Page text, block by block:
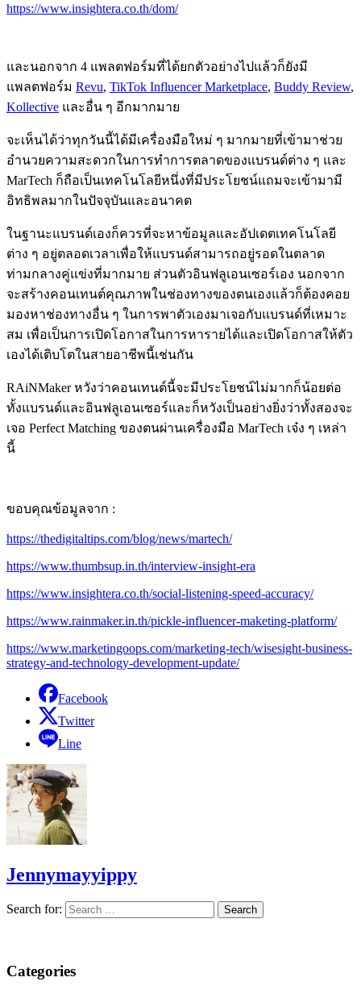
https://www.insightera.co.th/dom/
และนอกจาก 4 แพลตฟอร์มที่ได้ยกตัวอย่างไปแล้วก็ยังมี
แพลตฟอร์ม Revu, TikTok Influencer Marketplace, Buddy Review,
Kollective และอื่น ๆ อีกมากมาย
จะเห็นได้ว่าทุกวันนี้ได้มีเครื่องมือใหม่ ๆ มากมายที่เข้ามาช่วย
อำนวยความสะดวกในการทำการตลาดของแบรนด์ต่าง ๆ และ
MarTech ก็ถือเป็นเทคโนโลยีหนึ่งที่มีประโยชน์แถมจะเข้ามามี
อิทธิพลมากในปัจจุบันและอนาคต
ในฐานะแบรนด์เองก็ควรที่จะหาข้อมูลและอัปเดตเทคโนโลยี
ต่าง ๆ อยู่ตลอดเวลาเพื่อให้แบรนด์สามารถอยู่รอดในตลาด
ท่ามกลางคู่แข่งที่มากมาย ส่วนตัวอินฟลูเอนเซอร์เอง นอกจาก
จะสร้างคอนเทนต์คุณภาพในช่องทางของตนเองแล้วก็ต้องคอย
มองหาช่องทางอื่น ๆ ในการพาตัวเองมาเจอกับแบรนด์ที่เหมาะ
สม เพื่อเป็นการเปิดโอกาสในการหารายได้และเปิดโอกาสให้ตัว
เองได้เติบโตในสายอาชีพนี้เช่นกัน
RAiNMaker หวังว่าคอนเทนต์นี้จะมีประโยชน์ไม่มากก็น้อยต่อ
ทั้งแบรนด์และอินฟลูเอนเซอร์และก็หวังเป็นอย่างยิ่งว่าทั้งสองจะ
เจอ Perfect Matching ของตนผ่านเครื่องมือ MarTech เจ๋ง ๆ เหล่า
นี้
ขอบคุณข้อมูลจาก :
https://thedigitaltips.com/blog/news/martech/
https://www.thumbsup.in.th/interview-insight-era
https://www.insightera.co.th/social-listening-speed-accuracy/
https://www.rainmaker.in.th/pickle-influencer-maketing-platform/
https://www.marketingoops.com/marketing-tech/wisesight-business-
strategy-and-technology-development-update/
Facebook
Twitter
Line
Jennymayyippy
Search for:
Categories